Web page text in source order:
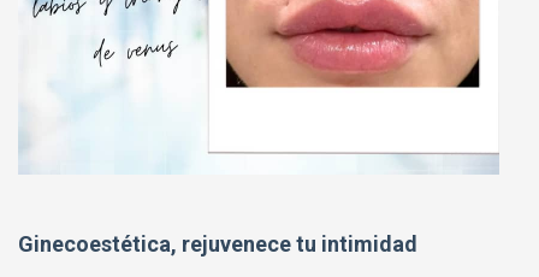
Ginecoestética, rejuvenece tu intimidad